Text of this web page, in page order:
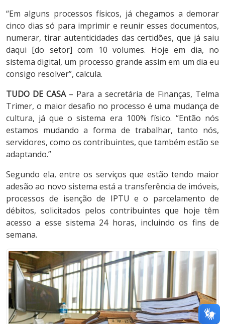
“Em alguns processos físicos, já chegamos a demorar
cinco dias só para imprimir e reunir esses documentos,
numerar, tirar autenticidades das certidões, que já saiu
daqui [do setor] com 10 volumes. Hoje em dia, no
sistema digital, um processo grande assim em um dia eu
consigo resolver”, calcula.
TUDO DE CASA– Para a secretária de Finanças, Telma
Trimer, o maior desafio no processo é uma mudança de
cultura, já que o sistema era 100% físico. “Então nós
estamos mudando a forma de trabalhar, tanto nós,
servidores, como os contribuintes, que também estão se
adaptando.”
Segundo ela, entre os serviços que estão tendo maior
adesão ao novo sistema está a transferência de imóveis,
processos de isenção de IPTU e o parcelamento de
débitos, solicitados pelos contribuintes que hoje têm
acesso a esse sistema 24 horas, incluindo os fins de
semana.